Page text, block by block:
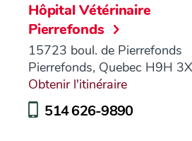
Hôpital Vétérinaire
Pierrefonds
15723 boul. de Pierrefonds
Pierrefonds, Quebec H9H
Obtenir l'itinéraire
514 626-9890